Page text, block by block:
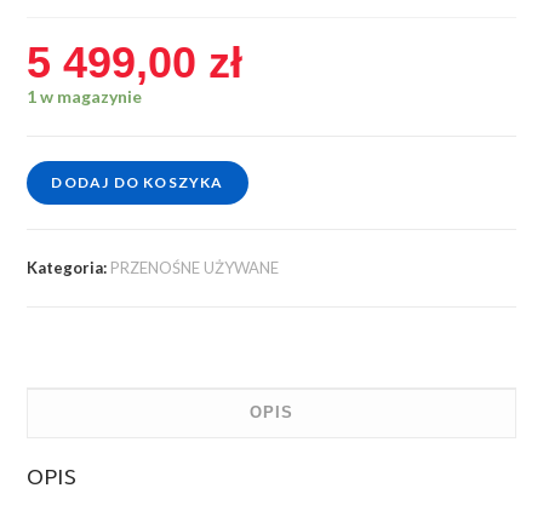
5 499,00 zł
1 w magazynie
DODAJ DO KOSZYKA
Kategoria: PRZENOŚNE UŻYWANE
OPIS
OPIS